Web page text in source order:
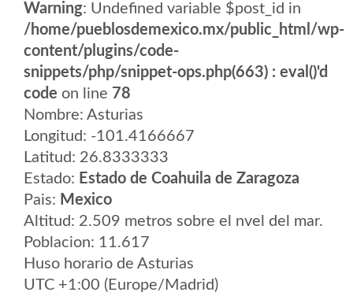
Warning: Undefined variable $post_id in
/home/pueblosdemexico.mx/public_html/wp-
content/plugins/code-
snippets/php/snippet-ops.php(663) : eval()'d
code on line 78
Nombre: Asturias
Longitud: -101.4166667
Latitud: 26.8333333
Estado: Estado de Coahuila de Zaragoza
Pais: Mexico
Altitud: 2.509 metros sobre el nvel del mar.
Poblacion: 11.617
Huso horario de Asturias
UTC +1:00 (Europe/Madrid)